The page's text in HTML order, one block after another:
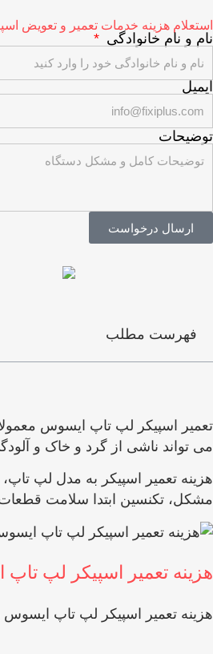
استعلام هزینه خدمات تعمیر و تعویض
نام و نام خانوادگی
ایمیل
توضیحات
ارسال درخواست
فهرست مطلب
تعمیر اسپیکر لپ تاپ ایسوس
می ‌تواند ناشی از گرد و خاک و
هزینه تعمیر اسپیکر به مدل لپ
مشکل، تکنسین ابتدا سلامت
هزینه تعمیر اسپیکر لپ
هزینه تعمیر اسپیکر لپ تاپ